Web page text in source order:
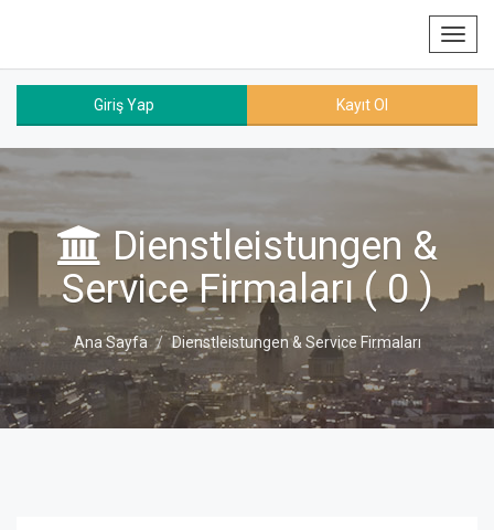
Giriş Yap Kayıt Ol
Dienstleistungen &
Service Firmaları ( 0 )
Ana Sayfa Dienstleistungen & Service Firmaları